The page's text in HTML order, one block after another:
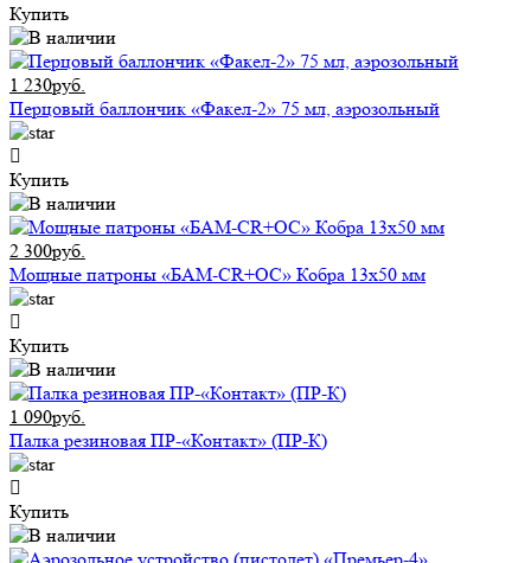
Купить
1 230руб.
Перцовый баллончик «Факел-2» 75 мл, аэрозольный
Купить
2 300руб.
Мощные патроны «БАМ-CR+ОС» Кобра 13х50 мм
Купить
1 090руб.
Палка резиновая ПР-«Контакт» (ПР-К)
Купить